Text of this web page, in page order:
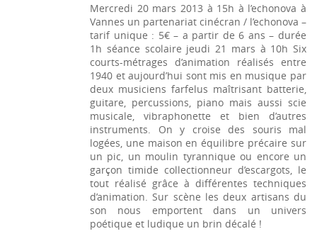
Mercredi 20 mars 2013 à 15h à l’echonova à
Vannes un partenariat cinécran / l’echonova –
tarif unique : 5€ – a partir de 6 ans – durée
1h séance scolaire jeudi 21 mars à 10h Six
courts-métrages d’animation réalisés entre
1940 et aujourd’hui sont mis en musique par
deux musiciens farfelus maîtrisant batterie,
guitare, percussions, piano mais aussi scie
musicale, vibraphonette et bien d’autres
instruments. On y croise des souris mal
logées, une maison en équilibre précaire sur
un pic, un moulin tyrannique ou encore un
garçon timide collectionneur d’escargots, le
tout réalisé grâce à différentes techniques
d’animation. Sur scène les deux artisans du
son nous emportent dans un univers
poétique et ludique un brin décalé !